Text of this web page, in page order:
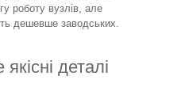
роботу вузлів, але
дешевше заводських.
деталі